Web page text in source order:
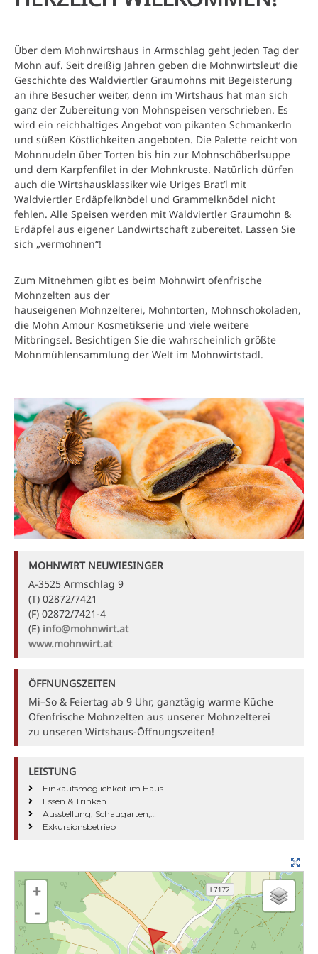
i
Über dem Mohnwirtshaus in Armschlag geht jeden Tag der
Mohn auf. Seit dreißig Jahren geben die Mohnwirtsleut’ die
Geschichte des Waldviertler Graumohns mit Begeisterung
an ihre Besucher weiter, denn im Wirtshaus hat man sich
ganz der Zubereitung von Mohnspeisen verschrieben. Es
wird ein reichhaltiges Angebot von pikanten Schmankerln
und süßen Köstlichkeiten angeboten. Die Palette reicht von
Mohnnudeln über Torten bis hin zur Mohnschöberlsuppe
und dem Karpfenfilet in der Mohnkruste. Natürlich dürfen
auch die Wirtshausklassiker wie Uriges Brat’l mit
Waldviertler Erdäpfelknödel und Grammelknödel nicht
fehlen. Alle Speisen werden mit Waldviertler Graumohn &
Erdäpfel aus eigener Landwirtschaft zubereitet. Lassen Sie
sich „vermohnen“!
Zum Mitnehmen gibt es beim Mohnwirt ofenfrische
Mohnzelten aus der
hauseigenen Mohnzelterei, Mohntorten, Mohnschokoladen,
die Mohn Amour Kosmetikserie und viele weitere
Mitbringsel. Besichtigen Sie die wahrscheinlich größte
Mohnmühlensammlung der Welt im Mohnwirtstadl.
MOHNWIRT NEUWIESINGER
A-3525 Armschlag 9
(T) 02872/7421
(F) 02872/7421-4
(E) info@mohnwirt.at
www.mohnwirt.at
ÖFFNUNGSZEITEN
Mi–So & Feiertag ab 9 Uhr, ganztägig warme Küche
Ofenfrische Mohnzelten aus unserer Mohnzelterei
zu unseren Wirtshaus-Öffnungszeiten!
LEISTUNG
Einkaufsmöglichkeit im Haus
Essen & Trinken
Ausstellung, Schaugarten,…
Exkursionsbetrieb
Karte wird geladen - bitte warten...
+
-